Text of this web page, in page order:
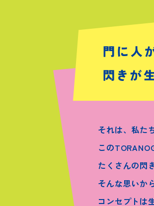
それは、私た
この
たくさんの閃
そんな思いか
コンセプトは